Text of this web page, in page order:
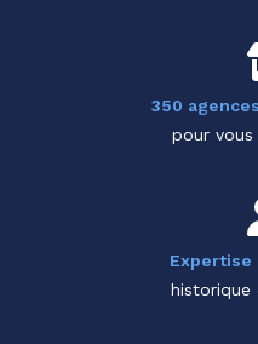
350
pour
Expertise
historique